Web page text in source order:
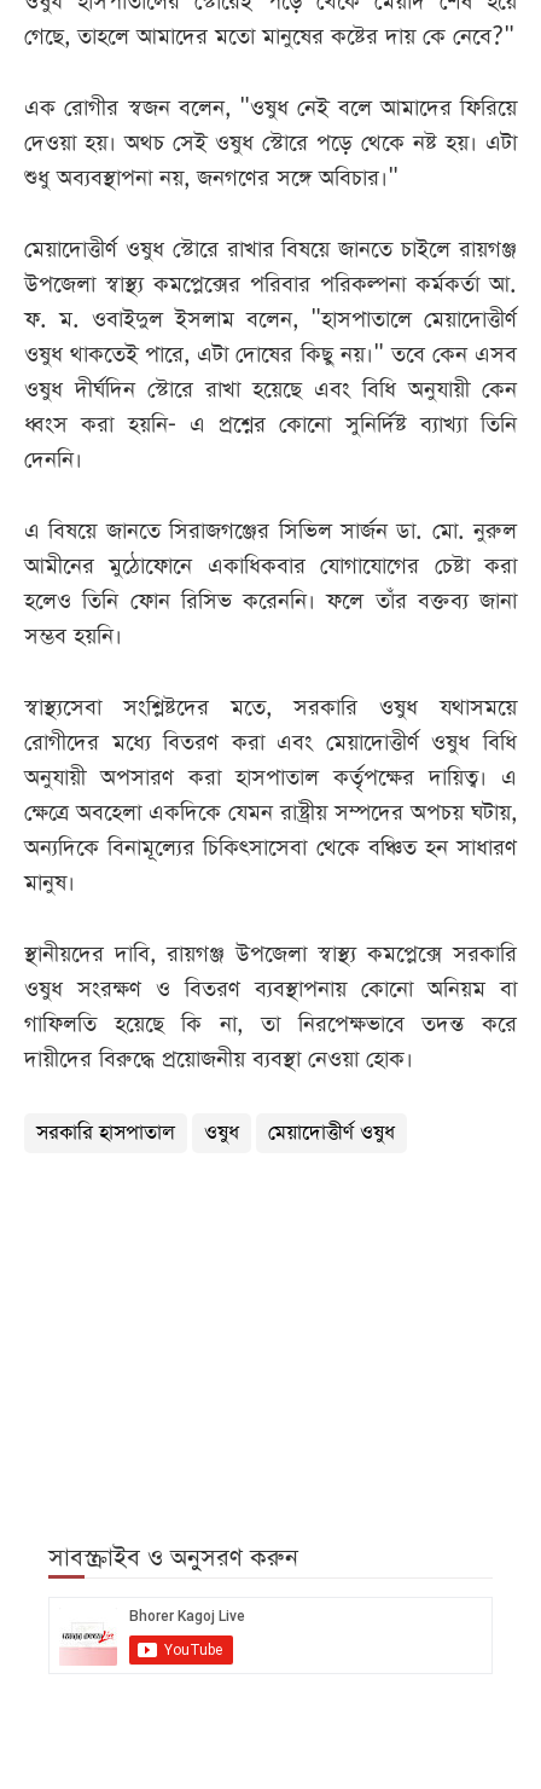
গেছে, তাহলে আমাদের মতো মানুষের কষ্টের দায় কে নেবে?"
এক রোগীর স্বজন বলেন, "ওষুধ নেই বলে আমাদের ফিরিয়ে
দেওয়া হয়। অথচ সেই ওষুধ স্টোরে পড়ে থেকে নষ্ট হয়। এটা
শুধু অব্যবস্থাপনা নয়, জনগণের সঙ্গে অবিচার।"
মেয়াদোত্তীর্ণ ওষুধ স্টোরে রাখার বিষয়ে জানতে চাইলে রায়গঞ্জ
উপজেলা স্বাস্থ্য কমপ্লেক্সের পরিবার পরিকল্পনা কর্মকর্তা আ.
ফ. ম. ওবাইদুল ইসলাম বলেন, "হাসপাতালে মেয়াদোত্তীর্ণ
ওষুধ থাকতেই পারে, এটা দোষের কিছু নয়।" তবে কেন এসব
ওষুধ দীর্ঘদিন স্টোরে রাখা হয়েছে এবং বিধি অনুযায়ী কেন
ধ্বংস করা হয়নি- এ প্রশ্নের কোনো সুনির্দিষ্ট ব্যাখ্যা তিনি
দেননি।
এ বিষয়ে জানতে সিরাজগঞ্জের সিভিল সার্জন ডা. মো. নুরুল
আমীনের মুঠোফোনে একাধিকবার যোগাযোগের চেষ্টা করা
হলেও তিনি ফোন রিসিভ করেননি। ফলে তাঁর বক্তব্য জানা
সম্ভব হয়নি।
স্বাস্থ্যসেবা সংশ্লিষ্টদের মতে, সরকারি ওষুধ যথাসময়ে
রোগীদের মধ্যে বিতরণ করা এবং মেয়াদোত্তীর্ণ ওষুধ বিধি
অনুযায়ী অপসারণ করা হাসপাতাল কর্তৃপক্ষের দায়িত্ব। এ
ক্ষেত্রে অবহেলা একদিকে যেমন রাষ্ট্রীয় সম্পদের অপচয় ঘটায়,
অন্যদিকে বিনামূল্যের চিকিৎসাসেবা থেকে বঞ্চিত হন সাধারণ
মানুষ।
স্থানীয়দের দাবি, রায়গঞ্জ উপজেলা স্বাস্থ্য কমপ্লেক্সে সরকারি
ওষুধ সংরক্ষণ ও বিতরণ ব্যবস্থাপনায় কোনো অনিয়ম বা
গাফিলতি হয়েছে কি না, তা নিরপেক্ষভাবে তদন্ত করে
দায়ীদের বিরুদ্ধে প্রয়োজনীয় ব্যবস্থা নেওয়া হোক।
সরকারি হাসপাতাল ওষুধ মেয়াদোত্তীর্ণ ওষুধ
সাবস্ক্রাইব ও অনুসরণ করুন